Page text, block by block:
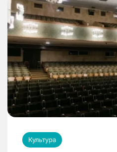
Культура